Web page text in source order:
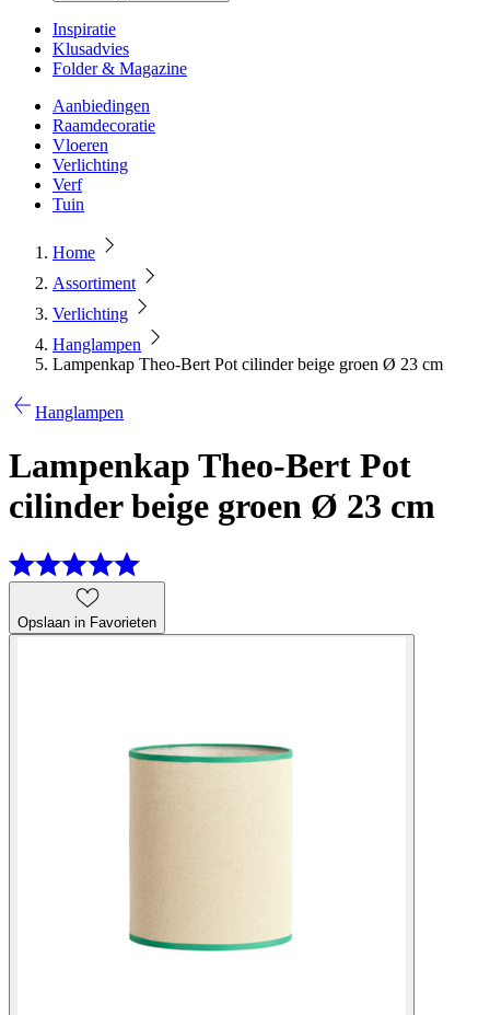
Inspiratie
Klusadvies
Folder & Magazine
Aanbiedingen
Raamdecoratie
Vloeren
Verlichting
Verf
Tuin
Home
Assortiment
Verlichting
Hanglampen
Lampenkap Theo-Bert Pot cilinder beige groen Ø 23 cm
Hanglampen
Lampenkap Theo-Bert Pot
cilinder beige groen Ø 23 cm
Opslaan in Favorieten